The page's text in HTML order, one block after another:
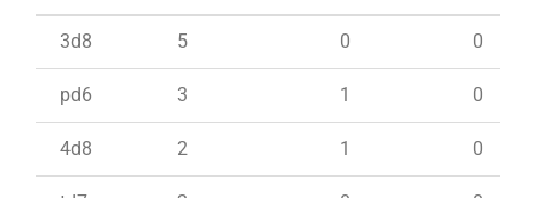
3d8 5 0 0
pd6 3 1 0
4d8 2 1 0